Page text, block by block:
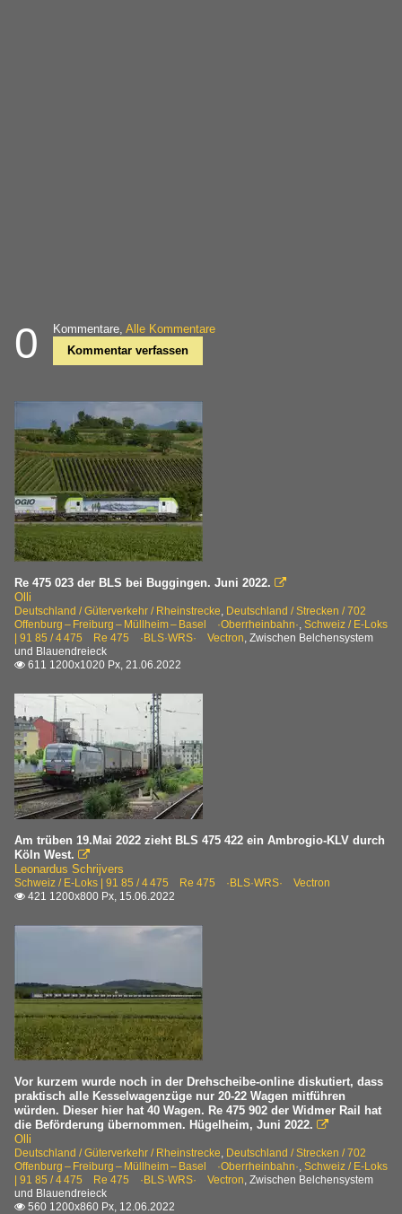
0 Kommentare, Alle Kommentare
Kommentar verfassen
Re 475 023 der BLS bei Buggingen. Juni 2022. 
Olli
Deutschland / Güterverkehr / Rheinstrecke, Deutschland / Strecken / 702
Offenburg – Freiburg – Müllheim – Basel ·Oberrheinbahn·, Schweiz / E-Loks
| 91 85 / 4 475 Re 475 ·BLS·WRS· Vectron, Zwischen Belchensystem
und Blauendreieck
 611 1200x1020 Px, 21.06.2022
Am trüben 19.Mai 2022 zieht BLS 475 422 ein Ambrogio-KLV durch
Köln West. 
Leonardus Schrijvers
Schweiz / E-Loks | 91 85 / 4 475 Re 475 ·BLS·WRS· Vectron
 421 1200x800 Px, 15.06.2022
Vor kurzem wurde noch in der Drehscheibe-online diskutiert, dass
praktisch alle Kesselwagenzüge nur 20-22 Wagen mitführen
würden. Dieser hier hat 40 Wagen. Re 475 902 der Widmer Rail hat
die Beförderung übernommen. Hügelheim, Juni 2022. 
Olli
Deutschland / Güterverkehr / Rheinstrecke, Deutschland / Strecken / 702
Offenburg – Freiburg – Müllheim – Basel ·Oberrheinbahn·, Schweiz / E-Loks
| 91 85 / 4 475 Re 475 ·BLS·WRS· Vectron, Zwischen Belchensystem
und Blauendreieck
 560 1200x860 Px, 12.06.2022